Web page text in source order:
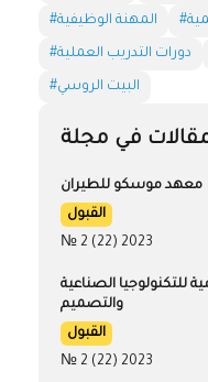
#المهنة الوظيفية
#دورات التدريب العملية
#البيت الروسي
معهد موسكو للطيران
القبول
№ 2 (22) 2023
الصناعية
والتصميم
القبول
№ 2 (22) 2023